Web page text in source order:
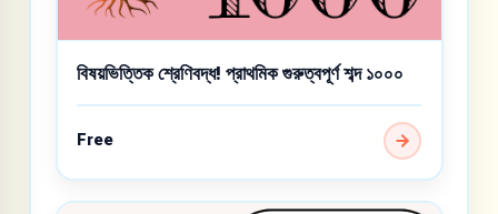
বিষয়ভিত্তিক শ্রেণিবদ্ধ! প্রাথমিক গুরুত্বপূর্ণ শব্দ ১০০০
Free